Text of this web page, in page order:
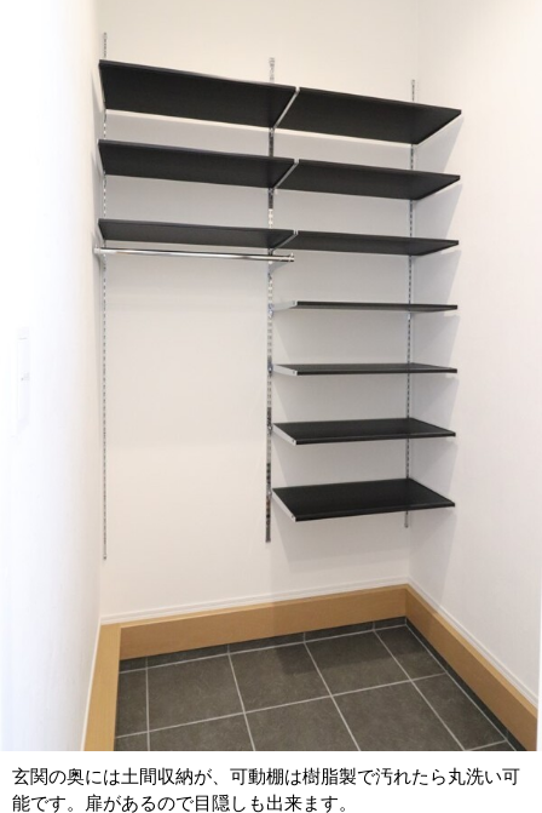
玄関の奥には土間収納が、可動棚は樹脂製で汚れたら丸洗い可
能です。扉があるので目隠しも出来ます。